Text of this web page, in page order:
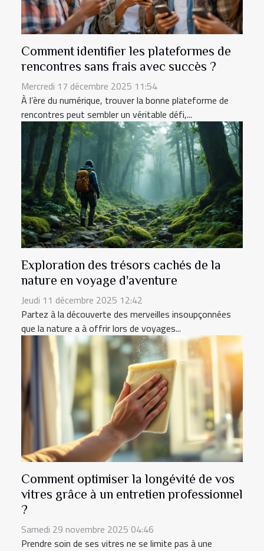
Comment identifier les plateformes de
rencontres sans frais avec succès ?
Mercredi 17 décembre 2025 11:54
À l’ère du numérique, trouver la bonne plateforme de
rencontres peut sembler un véritable défi,...
Exploration des trésors cachés de la
nature en voyage d'aventure
Jeudi 11 décembre 2025 12:42
Partez à la découverte des merveilles insoupçonnées
que la nature a à offrir lors de voyages...
Comment optimiser la longévité de vos
vitres grâce à un entretien professionnel
?
Samedi 29 novembre 2025 04:46
Prendre soin de ses vitres ne se limite pas à une